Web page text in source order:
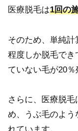
医療脱毛は1回の
そのため、単純計
程度しか脱毛でき
ていない毛が20％
さらに、医療脱
め、うぶ毛のよう